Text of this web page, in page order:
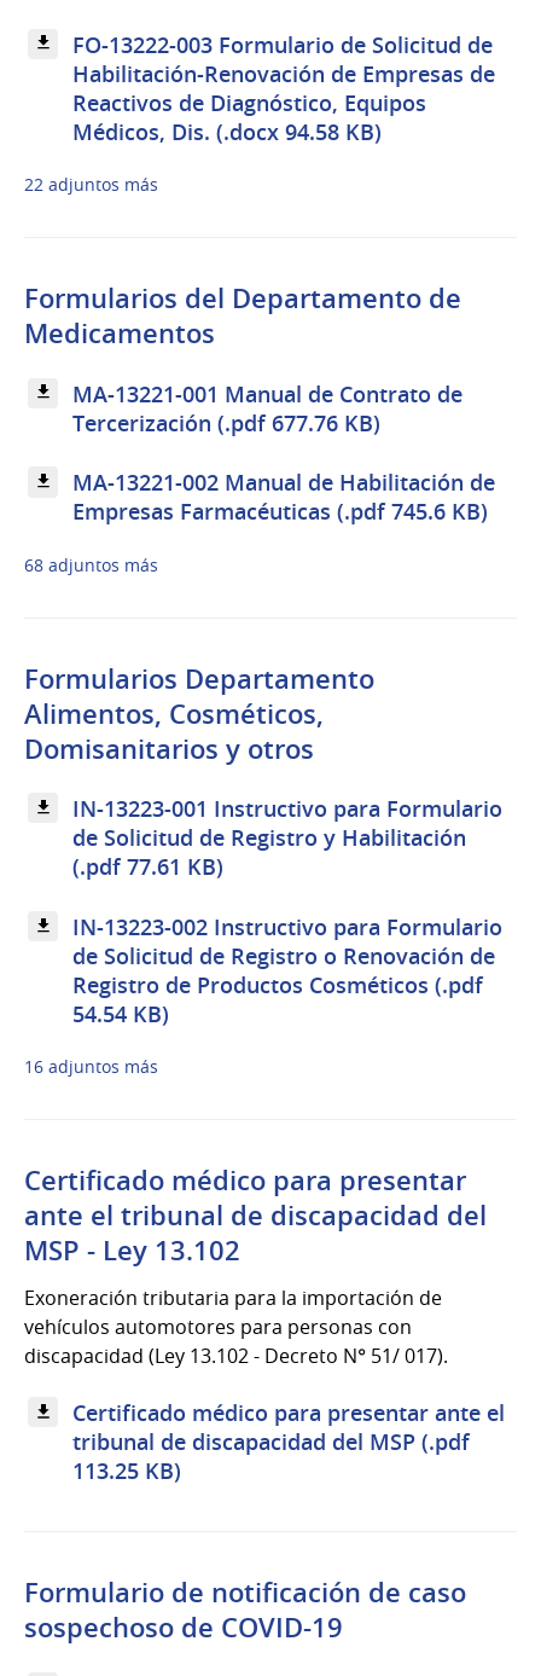
FO-13222-003 Formulario de Solicitud de
Habilitación-Renovación de Empresas de
Reactivos de Diagnóstico, Equipos
Médicos, Dis. (.docx 94.58 KB)
22 adjuntos más
Formularios del Departamento de
Medicamentos
MA-13221-001 Manual de Contrato de
Tercerización (.pdf 677.76 KB)
MA-13221-002 Manual de Habilitación de
Empresas Farmacéuticas (.pdf 745.6 KB)
68 adjuntos más
Formularios Departamento
Alimentos, Cosméticos,
Domisanitarios y otros
IN-13223-001 Instructivo para Formulario
de Solicitud de Registro y Habilitación
(.pdf 77.61 KB)
IN-13223-002 Instructivo para Formulario
de Solicitud de Registro o Renovación de
Registro de Productos Cosméticos (.pdf
54.54 KB)
16 adjuntos más
Certificado médico para presentar
ante el tribunal de discapacidad del
MSP - Ley 13.102
Exoneración tributaria para la importación de
vehículos automotores para personas con
discapacidad (Ley 13.102 - Decreto N° 51/ 017).
Certificado médico para presentar ante el
tribunal de discapacidad del MSP (.pdf
113.25 KB)
Formulario de notificación de caso
sospechoso de COVID-19